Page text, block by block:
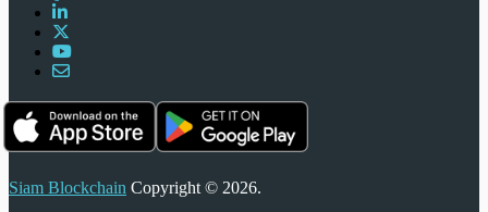
Siam Blockchain Copyright © 2026.